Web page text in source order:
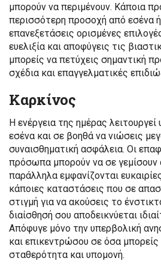
μπορούν να περιμένουν. Κάποια
περισσότερη προσοχή από εσένα
επανεξετάσεις ορισμένες
ευελιξία και αποφύγεις τις
μπορείς να πετύχεις σημαντική
σχέδια και επαγγελματικές
Καρκίνος
Η ενέργεια της ημέρας λειτουργεί
εσένα και σε βοηθά να νιώσεις
συναισθηματική ασφάλεια. Οι
πρόσωπα μπορούν να σε γεμίσουν
παράλληλα εμφανίζονται
κάποιες καταστάσεις που σε
στιγμή για να ακούσεις το
διαίσθησή σου αποδεικνύεται
Απόφυγε μόνο την υπερβολική
και επικεντρώσου σε όσα μπορείς
σταθερότητα και υπομονή.